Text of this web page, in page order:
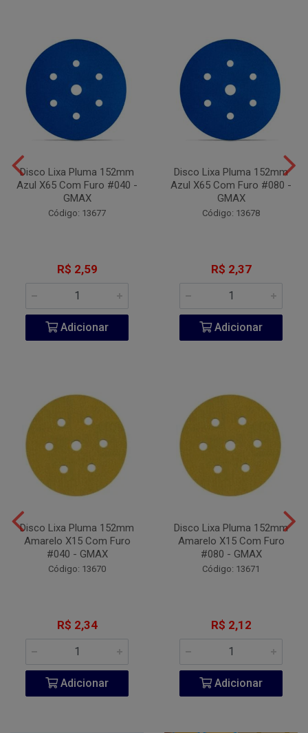
Disco Lixa Pluma 152mm
Azul X65 Com Furo #040 -
GMAX
Código: 13677
R$ 2,59
Adicionar
Disco Lixa Pluma 152mm
Azul X65 Com Furo #080 -
GMAX
Código: 13678
R$ 2,37
Adicionar
Disco Lixa Pluma 152mm
Amarelo X15 Com Furo
#040 - GMAX
Código: 13670
R$ 2,34
Adicionar
Disco Lixa Pluma 152mm
Amarelo X15 Com Furo
#080 - GMAX
Código: 13671
R$ 2,12
Adicionar